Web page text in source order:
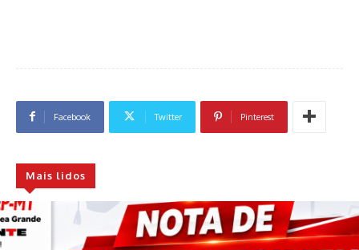
Facebook Twitter Pinterest
Mais lidos